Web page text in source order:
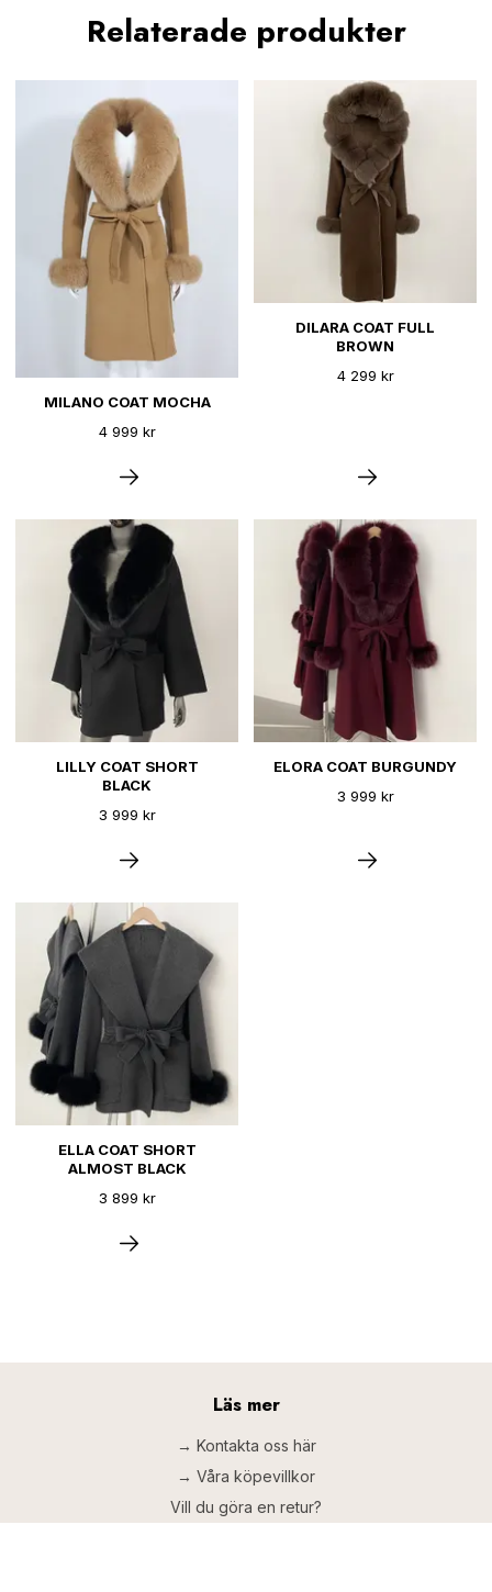
Relaterade produkter
MILANO COAT MOCHA
4 999 kr
DILARA COAT FULL
BROWN
4 299 kr
LILLY COAT SHORT
BLACK
3 999 kr
ELORA COAT BURGUNDY
3 999 kr
ELLA COAT SHORT
ALMOST BLACK
3 899 kr
Läs mer
→ Kontakta oss här
→ Våra köpevillkor
Vill du göra en retur?